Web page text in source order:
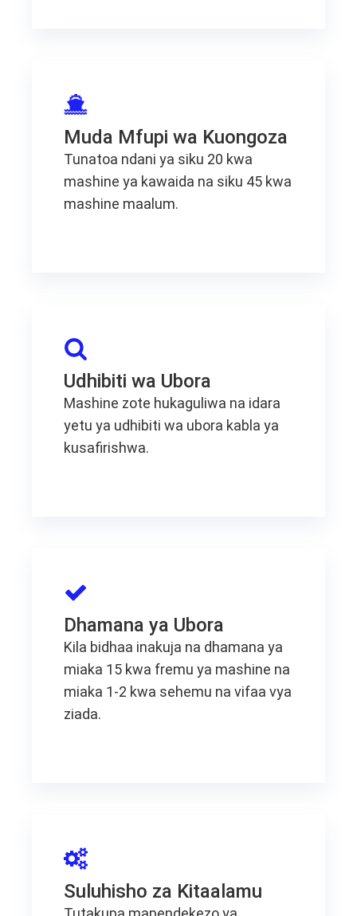
Muda Mfupi wa Kuongoza
Tunatoa ndani ya siku 20 kwa
mashine ya kawaida na siku 45 kwa
mashine maalum.
Udhibiti wa Ubora
Mashine zote hukaguliwa na idara
yetu ya udhibiti wa ubora kabla ya
kusafirishwa.
Dhamana ya Ubora
Kila bidhaa inakuja na dhamana ya
miaka 15 kwa fremu ya mashine na
miaka 1-2 kwa sehemu na vifaa vya
ziada.
Suluhisho za Kitaalamu